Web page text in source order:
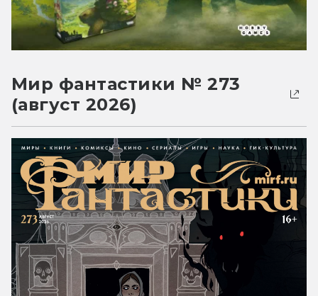
Мир фантастики № 273
(август 2026)